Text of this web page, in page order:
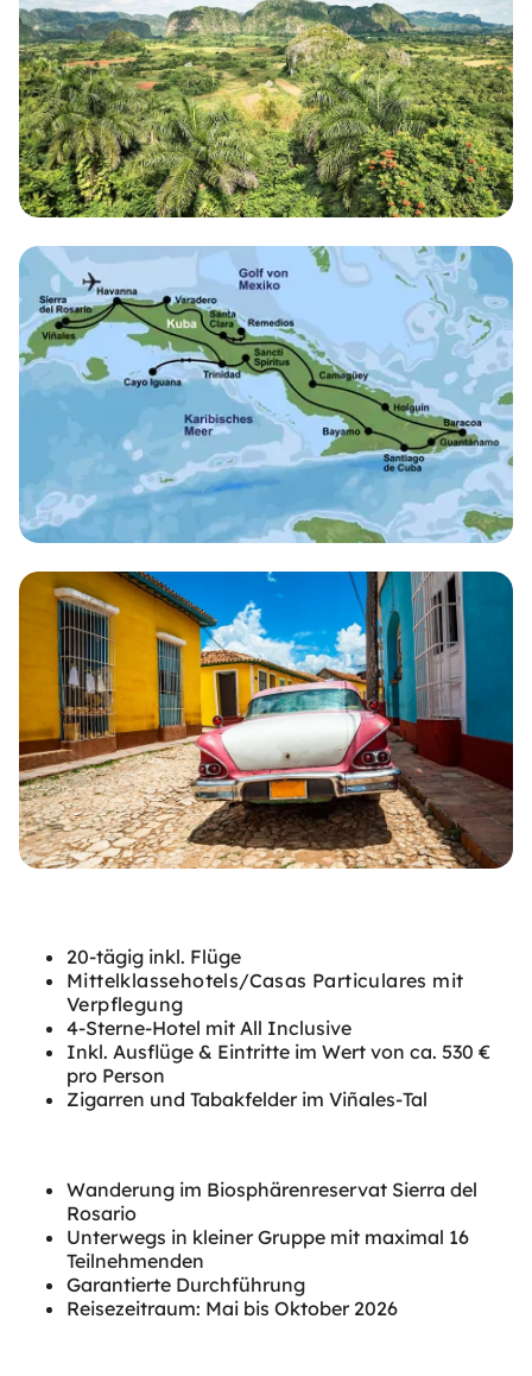
20-tägig inkl. Flüge
Mittelklassehotels/Casas Particulares mit
Verpflegung
4-Sterne-Hotel mit All Inclusive
Inkl. Ausflüge & Eintritte im Wert von ca. 530 €
pro Person
Zigarren und Tabakfelder im Viñales-Tal
Wanderung im Biosphärenreservat Sierra del
Rosario
Unterwegs in kleiner Gruppe mit maximal 16
Teilnehmenden
Garantierte Durchführung
Reisezeitraum: Mai bis Oktober 2026